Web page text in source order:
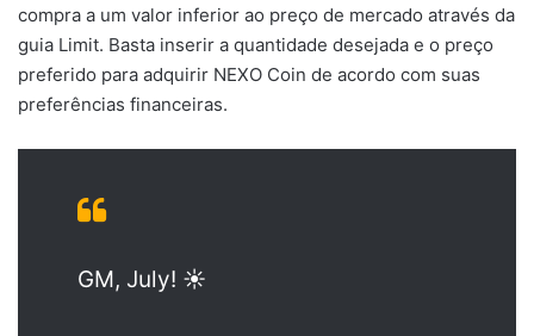
compra a um valor inferior ao preço de mercado através da
guia Limit. Basta inserir a quantidade desejada e o preço
preferido para adquirir NEXO Coin de acordo com suas
preferências financeiras.
GM, July! ☀️